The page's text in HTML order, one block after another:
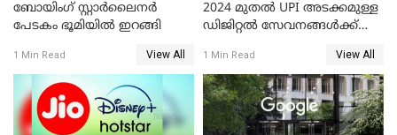
ബോയിംഗ് സ്റ്റാര്‍ലൈനര്‍
പേടകം ഭൂമിയില്‍ ഇറങ്ങി
1 Min Read View All
2024 മുതൽ UPI അടക്കമുള്ള
ഡിജിറ്റൽ സേവനങ്ങൾക്ക്
കാത്തിരിക്കുന്നത്
1 Min Read View All